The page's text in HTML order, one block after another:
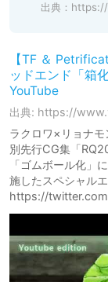
出典： https://
【TF ＆
ッドエンド「箱
YouTube
出典: https://
ラクロワ×リョナ
別先行CG集「
「ゴムボール化」
施したスペシャル
https://